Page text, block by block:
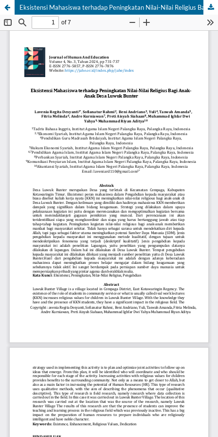
Eksistensi Mahasiswa terhadap Peningkatan Nilai-Nilai Religius Bagi Anak-Anak Desa Luwuk Bunter